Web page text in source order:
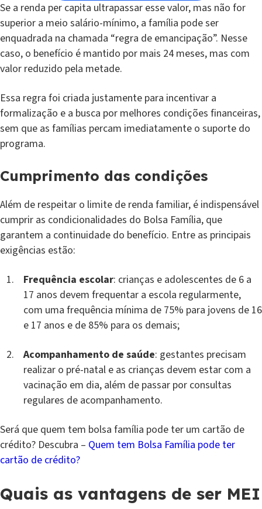
Se a renda per capita ultrapassar esse valor, mas não for
superior a meio salário-mínimo, a família pode ser
enquadrada na chamada “regra de emancipação”. Nesse
caso, o benefício é mantido por mais 24 meses, mas com
valor reduzido pela metade.
Essa regra foi criada justamente para incentivar a
formalização e a busca por melhores condições financeiras,
sem que as famílias percam imediatamente o suporte do
programa.
Cumprimento das condições
Além de respeitar o limite de renda familiar, é indispensável
cumprir as condicionalidades do Bolsa Família, que
garantem a continuidade do benefício. Entre as principais
exigências estão:
Frequência escolar: crianças e adolescentes de 6 a
17 anos devem frequentar a escola regularmente,
com uma frequência mínima de 75% para jovens de 16
e 17 anos e de 85% para os demais;
Acompanhamento de saúde: gestantes precisam
realizar o pré-natal e as crianças devem estar com a
vacinação em dia, além de passar por consultas
regulares de acompanhamento.
Será que quem tem bolsa família pode ter um cartão de
crédito? Descubra – Quem tem Bolsa Família pode ter
cartão de crédito?
Quais as vantagens de ser MEI